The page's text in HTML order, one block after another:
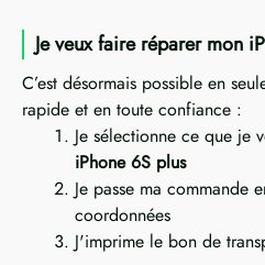
Je veux faire réparer mon
C’est désormais possible en
rapide et en toute confiance :
Je sélectionne ce que je
iPhone 6S plus
Je passe ma commande
coordonnées
J'imprime le bon de